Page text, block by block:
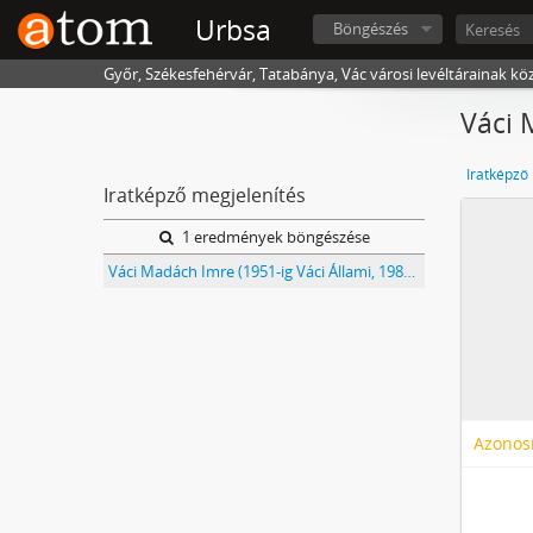
Urbsa Böngészés
Győr, Székesfehérvár, Tatabánya, Vác városi levéltárainak
Iratképző megjelenítés
1 eredmények böngészése
Váci Madách Imre (1951-ig Váci Állami, 1989-ig Sztáron Sándor) Gimnázium iratai
Váci
Iratképző